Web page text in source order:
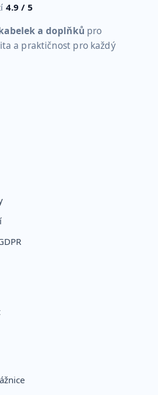
4.9 / 5
a doplňků pro
a praktičnost pro každý